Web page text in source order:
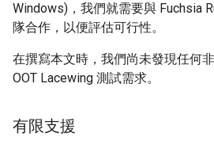
Windows)，我們就需要與 Fuchsia
隊合作，以便評估可行性。
在撰寫本文時，我們尚未發現任何
OOT Lacewing 測試需求。
有限支援